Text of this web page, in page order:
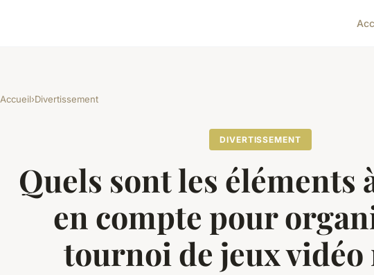
Accueil›Divertissement
DIVERTISSEMENT
Quels sont les éléments
en compte pour
tournoi de jeux vidéo